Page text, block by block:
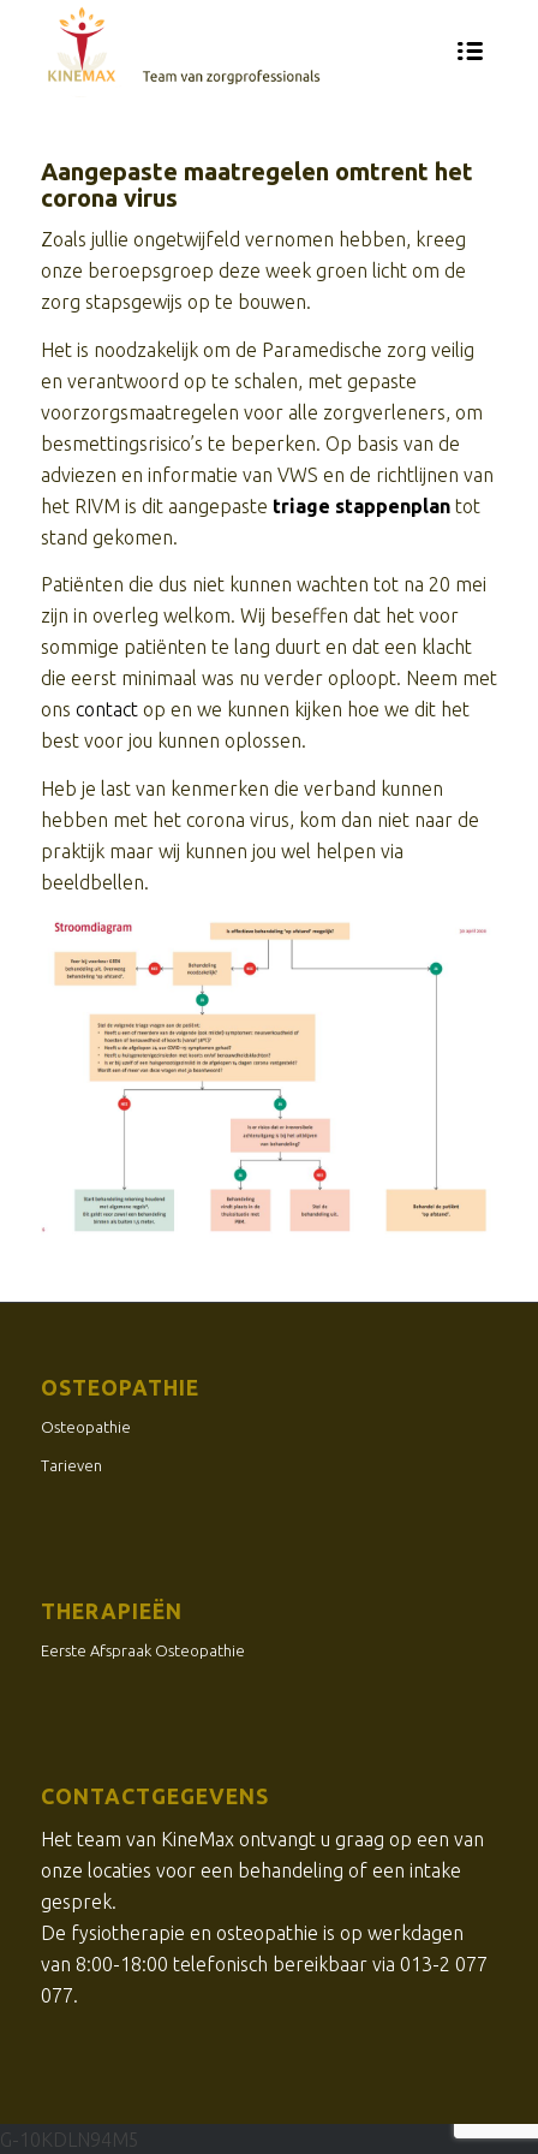
Aangepaste maatregelen omtrent het
corona virus
Zoals jullie ongetwijfeld vernomen hebben, kreeg
onze beroepsgroep deze week groen licht om de
zorg stapsgewijs op te bouwen.
Het is noodzakelijk om de Paramedische zorg veilig
en verantwoord op te schalen, met gepaste
voorzorgsmaatregelen voor alle zorgverleners, om
besmettingsrisico’s te beperken. Op basis van de
adviezen en informatie van VWS en de richtlijnen van
het RIVM is dit aangepaste triage stappenplantot
stand gekomen.
Patiënten die dus niet kunnen wachten tot na 20 mei
zijn in overleg welkom. Wij beseffen dat het voor
sommige patiënten te lang duurt en dat een klacht
die eerst minimaal was nu verder oploopt. Neem met
ons contactop en we kunnen kijken hoe we dit het
best voor jou kunnen oplossen.
Heb je last van kenmerken die verband kunnen
hebben met het corona virus, kom dan niet naar de
praktijk maar wij kunnen jou wel helpen via
beeldbellen.
OSTEOPATHIE
Osteopathie
Tarieven
THERAPIEËN
Eerste Afspraak Osteopathie
CONTACTGEGEVENS
Het team van KineMax ontvangt u graag op een van
onze locaties voor een behandeling of een intake
gesprek.
De fysiotherapie en osteopathie is op werkdagen
van 8:00-18:00 telefonisch bereikbaar via 013-2 077
077.
G-10KDLN94M5